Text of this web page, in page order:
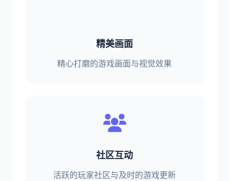
精美画面
精心打磨的游戏画面与视觉效果
社区互动
活跃的玩家社区与及时的游戏更新